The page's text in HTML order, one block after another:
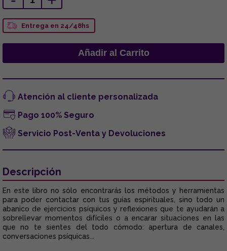
Entrega en 24/48hs
Atención al cliente personalizada
Pago 100% Seguro
Servicio Post-Venta y Devoluciones
Descripción
En este libro no sólo encontrarás los métodos y herramientas
para poder contactar con tus guías espirituales, sino todo un
abanico de ejercicios psíquicos y reflexiones que te ayudarán a
sobrellevar momentos difíciles o a encarar situaciones en las
que no te sientes del todo cómodo: apertura de canales,
conversaciones psíquicas...